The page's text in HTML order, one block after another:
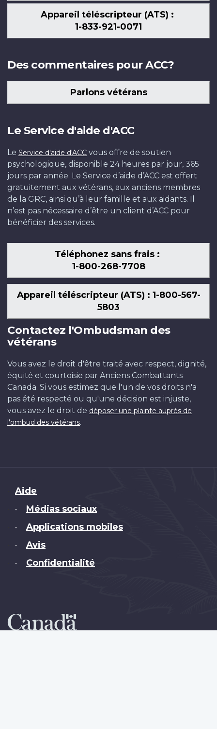
Appareil téléscripteur (ATS) :
1-833-921-0071
Des commentaires pour ACC?
Parlons vétérans
Le Service d'aide d'ACC
Le Service d'aide d'ACC vous offre de soutien
psychologique, disponible 24 heures par jour, 365
jours par année. Le Service d’aide d’ACC est offert
gratuitement aux vétérans, aux anciens membres
de la GRC, ainsi qu’à leur famille et aux aidants. Il
n’est pas nécessaire d’être un client d’ACC pour
bénéficier des services.
Téléphonez sans frais :
1-800-268-7708
Appareil téléscripteur (ATS) : 1-800-567-
5803
Contactez l'Ombudsman des
vétérans
Vous avez le droit d'être traité avec respect, dignité,
équité et courtoisie par Anciens Combattants
Canada. Si vous estimez que l'un de vos droits n'a
pas été respecté ou qu'une décision est injuste,
vous avez le droit de déposer une plainte auprès de
l'ombud des vétérans.
Brand
Aide
• Médias sociaux
• Applications mobiles
• Avis
• Confidentialité